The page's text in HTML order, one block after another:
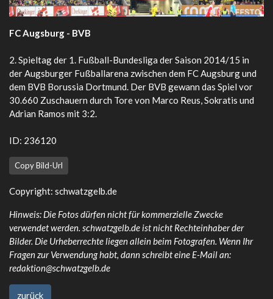
FC Augsburg - BVB
2. Spieltag der 1. Fußball-Bundesliga der Saison 2014/15 in
der Augsburger Fußballarena zwischen dem FC Augsburg und
dem BVB Borussia Dortmund. Der BVB gewann das Spiel vor
30.660 Zuschauern durch Tore von Marco Reus, Sokratis und
Adrian Ramos mit 3:2.
ID: 236120
Copy Bild-Url
Copyright: schwatzgelb.de
Hinweis: Die Fotos dürfen nicht für kommerzielle Zwecke
verwendet werden. schwatzgelb.de ist nicht Rechteinhaber der
Bilder. Die Urheberrechte liegen allein beim Fotografen. Wenn Ihr
Fragen zur Verwendung habt, dann schreibt eine E-Mail an:
redaktion@schwatzgelb.de
zurück